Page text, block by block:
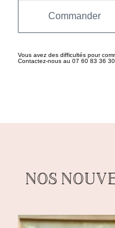
Commander
Vous avez des difficultés pour
Contactez-nous au 07 60 83 36
NOS